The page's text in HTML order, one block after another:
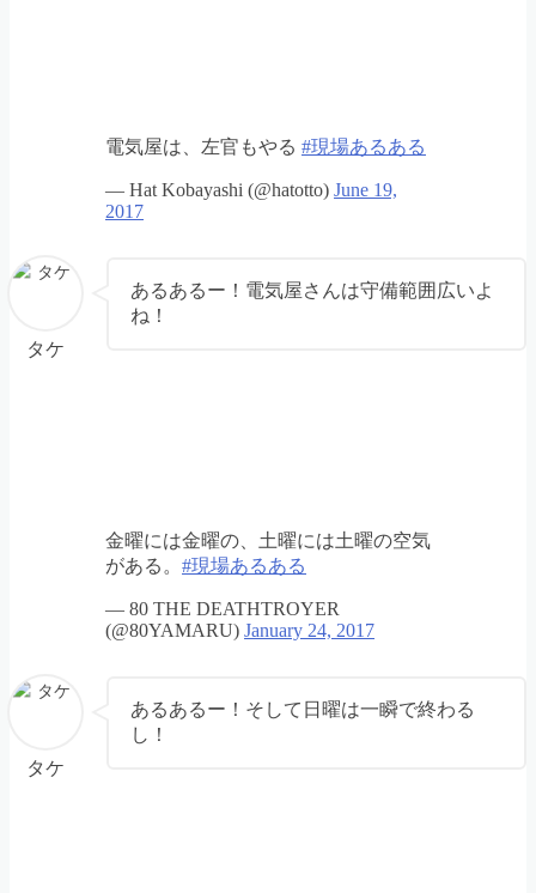
電気屋は、左官もやる #現場あるある
— Hat Kobayashi (@hatotto) June 19,
2017
タケ
あるあるー！電気屋さんは守備範囲広いよ
ね！
金曜には金曜の、土曜には土曜の空気
がある。 #現場あるある
— 80 THE DEATHTROYER
(@80YAMARU) January 24, 2017
タケ
あるあるー！そして日曜は一瞬で終わる
し！